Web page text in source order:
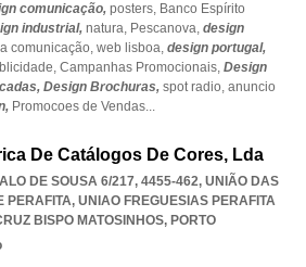
comunicação, posters, Banco Espírito
industrial, natura, Pescanova, design
comunicação, web lisboa, design portugal,
Campanhas Promocionais, Design
Design Brochuras, spot radio, anuncio
Promocoes de Vendas...
De Catálogos De Cores, Lda
DE SOUSA 6/217, 4455-462, UNIÃO DAS
PERAFITA, UNIAO FREGUESIAS PERAFITA
BISPO MATOSINHOS, PORTO